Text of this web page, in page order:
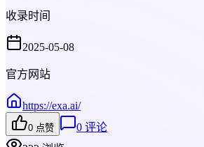
收录时间
2025-05-08
官方网站
https://exa.ai/
0 点赞 0 评论